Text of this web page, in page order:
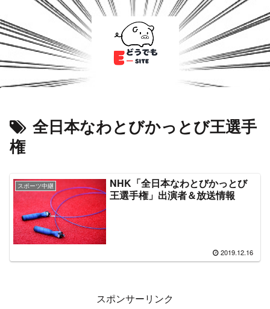
全日本なわとびかっとび王選手
権
スポーツ中継
NHK「全日本なわとびかっとび
王選手権」出演者＆放送情報
2019.12.16
スポンサーリンク